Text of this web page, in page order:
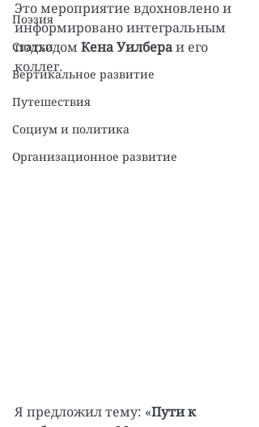
Поэзия
Статьи
Вертикальное развитие
Путешествия
Социум и политика
Организационное развитие
Это мероприятие вдохновлено и
информировано интегральным
подходом Кена Уилбера и его
коллег.
Я предложил тему: «Пути к